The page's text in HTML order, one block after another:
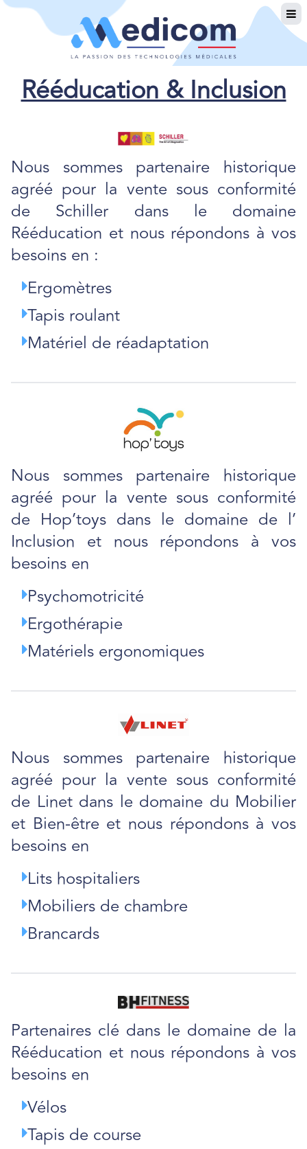
Rééducation & Inclusion
Nous sommes partenaire historique
agréé pour la vente sous conformité
de Schiller dans le domaine
Rééducation et nous répondons à vos
besoins en :
Ergomètres
Tapis roulant
Matériel de réadaptation
Nous sommes partenaire historique
agréé pour la vente sous conformité
de Hop’toys dans le domaine de l’
Inclusion et nous répondons à vos
besoins en
Psychomotricité
Ergothérapie
Matériels ergonomiques
Nous sommes partenaire historique
agréé pour la vente sous conformité
de Linet dans le domaine du Mobilier
et Bien-être et nous répondons à vos
besoins en
Lits hospitaliers
Mobiliers de chambre
Brancards
Partenaires clé dans le domaine de la
Rééducation et nous répondons à vos
besoins en
Vélos
Tapis de course